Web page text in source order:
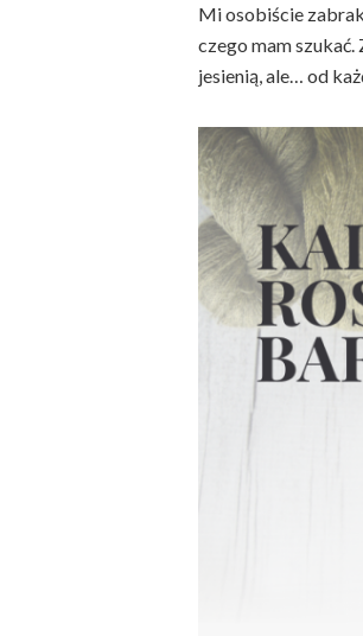
Mi osobiście
czego mam
jesienią, ale… od